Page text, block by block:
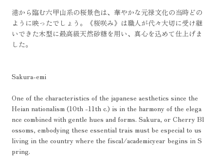
港から臨む六甲山系の桜景色は、華やかな元禄文化の当時どの
ように映ったでしょう。《桜咲み》は職人が代々大切に受け継
いできた木型に最高級天然砂糖を用い、真心を込めて仕上げま
した。
Sakura-emi
One of the characteristics of the japanese aesthetics since the
Heian nationalism (10th -11th c.) is in the harmony of the elega
nce combined with gentle hues and forms. Sakura, or Cherry Bl
ossoms, embodying these essential trais must be especial to us
living in the country where the fiscal/academicyear begins in S
pring.